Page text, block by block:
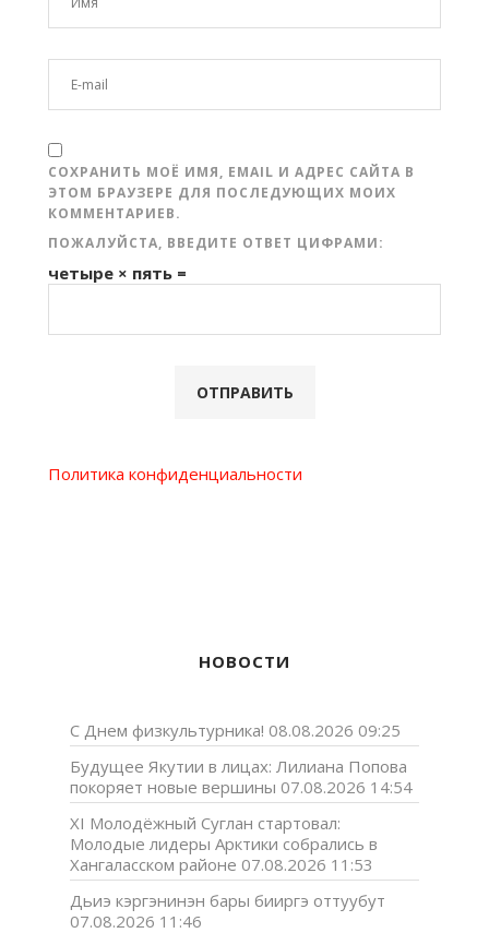
СОХРАНИТЬ МОЁ ИМЯ, EMAIL И АДРЕС САЙТА В
ЭТОМ БРАУЗЕРЕ ДЛЯ ПОСЛЕДУЮЩИХ МОИХ
КОММЕНТАРИЕВ.
ПОЖАЛУЙСТА, ВВЕДИТЕ ОТВЕТ ЦИФРАМИ:
четыре × пять =
Политика конфиденциальности
НОВОСТИ
С Днем физкультурника! 08.08.2026 09:25
Будущее Якутии в лицах: Лилиана Попова
покоряет новые вершины 07.08.2026 14:54
XI Молодёжный Суглан стартовал:
Молодые лидеры Арктики собрались в
Хангаласском районе 07.08.2026 11:53
Дьиэ кэргэнинэн бары бииргэ оттуубут
07.08.2026 11:46